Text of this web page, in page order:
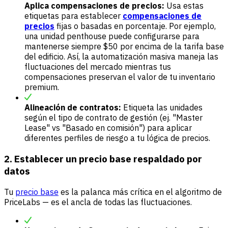
Aplica compensaciones de precios: Usa estas
etiquetas para establecer compensaciones de
precios fijas o basadas en porcentaje. Por ejemplo,
una unidad penthouse puede configurarse para
mantenerse siempre $50 por encima de la tarifa base
del edificio. Así, la automatización masiva maneja las
fluctuaciones del mercado mientras tus
compensaciones preservan el valor de tu inventario
premium.
Alineación de contratos: Etiqueta las unidades
según el tipo de contrato de gestión (ej. "Master
Lease" vs "Basado en comisión") para aplicar
diferentes perfiles de riesgo a tu lógica de precios.
2. Establecer un precio base respaldado por
datos
Tu precio base es la palanca más crítica en el algoritmo de
PriceLabs — es el ancla de todas las fluctuaciones.